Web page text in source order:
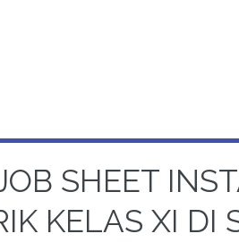
SHEET
KELAS XI DI